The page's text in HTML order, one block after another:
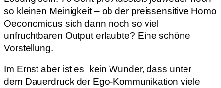
so kleinen Meinigkeit – ob der preissensitive Homo
Oeconomicus sich dann noch so viel
unfruchtbaren Output erlaubte? Eine schöne
Vorstellung.
Im Ernst aber ist es kein Wunder, dass unter
dem Dauerdruck der Ego-Kommunikation viele